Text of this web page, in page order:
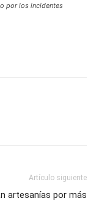
por los incidentes
Artículo siguiente
artesanías por más